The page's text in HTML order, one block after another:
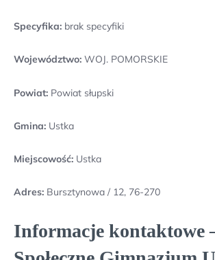
Specyfika: brak specyfiki
Województwo: WOJ. POMORSKIE
Powiat: Powiat słupski
Gmina: Ustka
Miejscowość: Ustka
Adres: Bursztynowa / 12, 76-270
Informacje kontaktowe